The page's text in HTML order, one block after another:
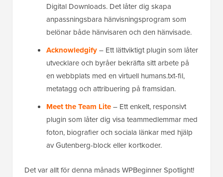
Digital Downloads. Det låter dig skapa
anpassningsbara hänvisningsprogram som
belönar både hänvisaren och den hänvisade.
Acknowledgify– Ett lättviktigt plugin som låter
utvecklare och byråer bekräfta sitt arbete på
en webbplats med en virtuell humans.txt-fil,
metatagg och attribuering på framsidan.
Meet the Team Lite– Ett enkelt, responsivt
plugin som låter dig visa teammedlemmar med
foton, biografier och sociala länkar med hjälp
av Gutenberg-block eller kortkoder.
Det var allt för denna månads WPBeginner Spotlight!